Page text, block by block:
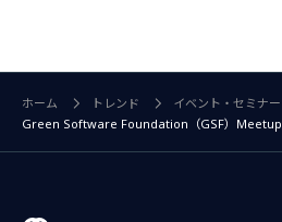
ホーム トレンド
イベント・セミナー
Green Software Foundation（GSF）Meetup